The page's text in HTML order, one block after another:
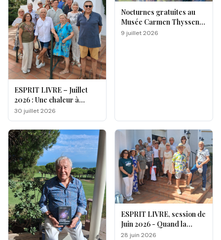
ESPRIT LIVRE – Juillet
2026 : Une chaleur à
double facette
30 juillet 2026
Nocturnes gratuites au
Musée Carmen Thyssen
de Málaga
9 juillet 2026
ESPRIT LIVRE, session de
Juin 2026 - Quand la
magie opère !
28 juin 2026